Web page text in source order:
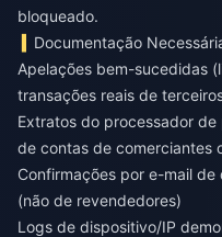
bloqueado.
Documentação
Apelações bem-sucedidas
transações reais de
Extratos do processador
de contas de comerciantes
Confirmações por e-mail
(não de revendedores)
Logs de dispositivo/IP